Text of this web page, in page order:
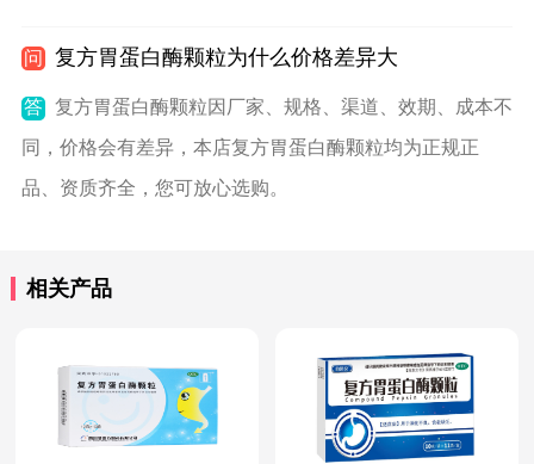
问 复方胃蛋白酶颗粒为什么价格差异大
答 复方胃蛋白酶颗粒因厂家、规格、渠道、效期、成本不
同，价格会有差异，本店复方胃蛋白酶颗粒均为正规正
品、资质齐全，您可放心选购。
相关产品